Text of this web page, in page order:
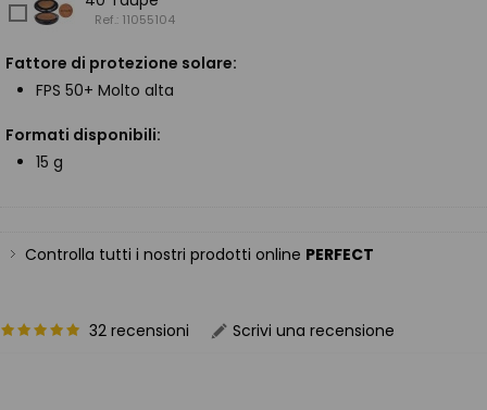
Ref.: 11055104
Fattore di protezione solare:
FPS 50+ Molto alta
Formati disponibili:
15 g
Controlla tutti i nostri prodotti online PERFECT
32 recensioni Scrivi una recensione